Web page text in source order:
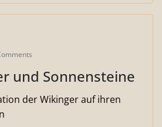
und Sonnensteine
der Wikinger auf ihren